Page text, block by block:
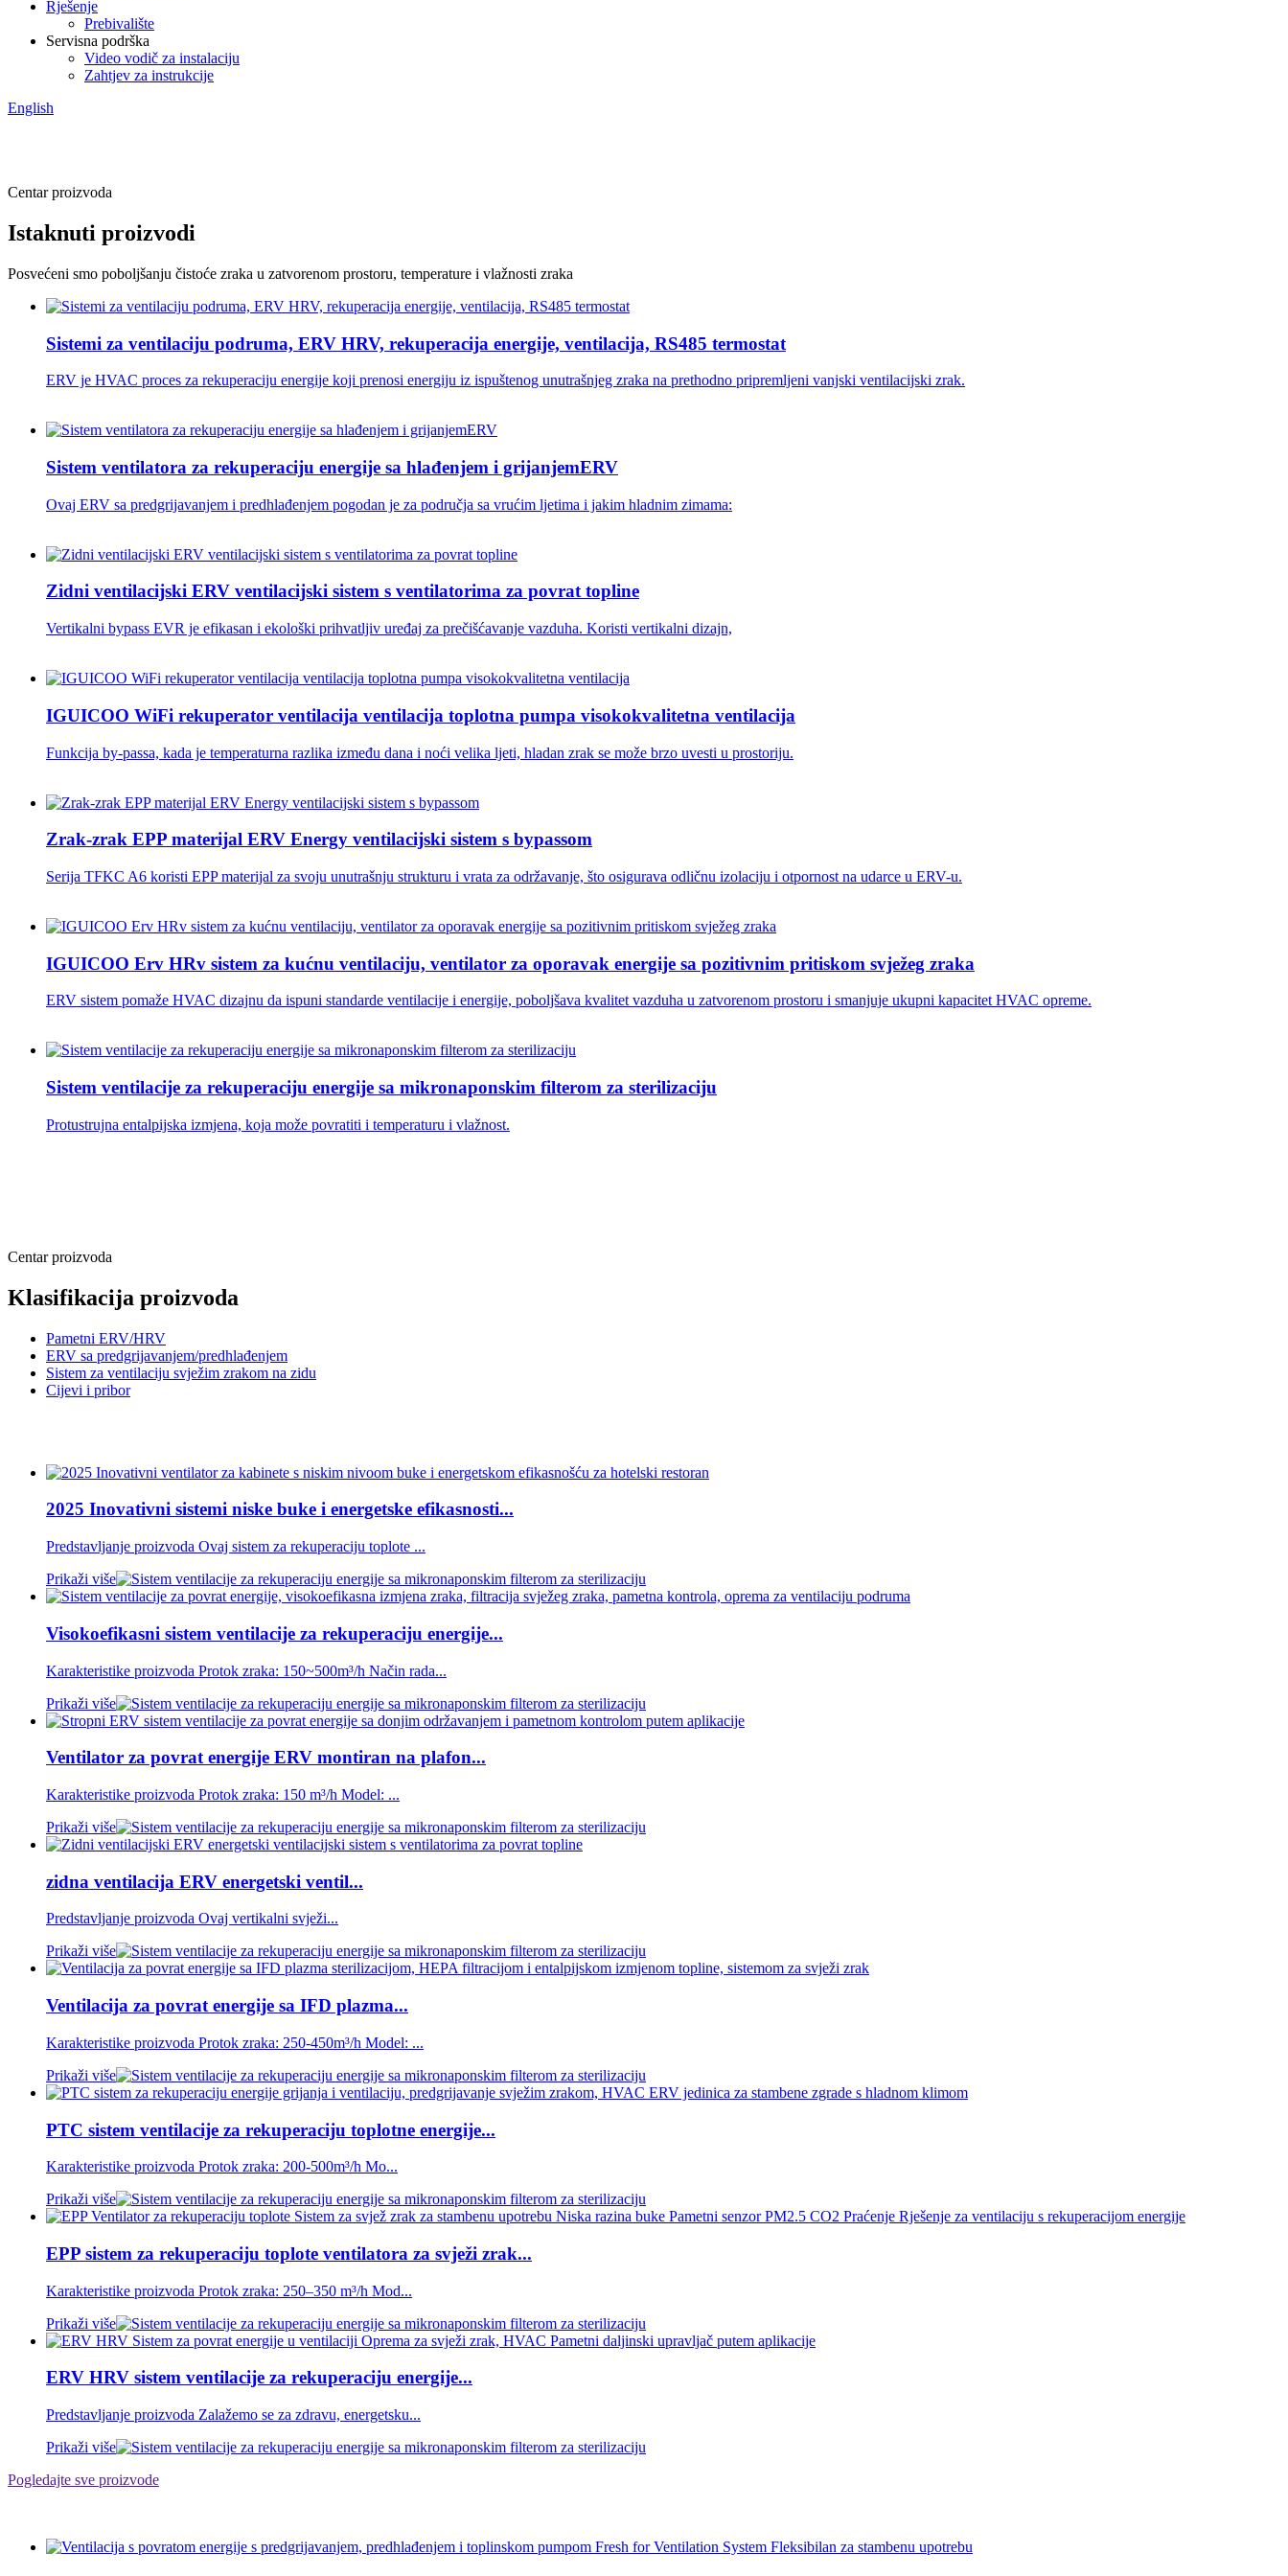
Rješenje
Prebivalište
Servisna podrška
Video vodič za instalaciju
Zahtjev za instrukcije
English
Centar proizvoda
Istaknuti proizvodi
Posvećeni smo poboljšanju čistoće zraka u zatvorenom prostoru, temperature i vlažnosti zraka
Sistemi za ventilaciju podruma, ERV HRV, rekuperacija energije, ventilacija, RS485 termostat
ERV je HVAC proces za rekuperaciju energije koji prenosi energiju iz ispuštenog unutrašnjeg zraka na prethodno pripremljeni vanjski ventilacijski zrak.
Sistem ventilatora za rekuperaciju energije sa hlađenjem i grijanjemERV
Ovaj ERV sa predgrijavanjem i predhlađenjem pogodan je za područja sa vrućim ljetima i jakim hladnim zimama:
Zidni ventilacijski ERV ventilacijski sistem s ventilatorima za povrat topline
Vertikalni bypass EVR je efikasan i ekološki prihvatljiv uređaj za prečišćavanje vazduha. Koristi vertikalni dizajn,
IGUICOO WiFi rekuperator ventilacija ventilacija toplotna pumpa visokokvalitetna ventilacija
Funkcija by-passa, kada je temperaturna razlika između dana i noći velika ljeti, hladan zrak se može brzo uvesti u prostoriju.
Zrak-zrak EPP materijal ERV Energy ventilacijski sistem s bypassom
Serija TFKC A6 koristi EPP materijal za svoju unutrašnju strukturu i vrata za održavanje, što osigurava odličnu izolaciju i otpornost na udarce u ERV-u.
IGUICOO Erv HRv sistem za kućnu ventilaciju, ventilator za oporavak energije sa pozitivnim pritiskom svježeg zraka
ERV sistem pomaže HVAC dizajnu da ispuni standarde ventilacije i energije, poboljšava kvalitet vazduha u zatvorenom prostoru i smanjuje ukupni kapacitet HVAC opreme.
Sistem ventilacije za rekuperaciju energije sa mikronaponskim filterom za sterilizaciju
Protustrujna entalpijska izmjena, koja može povratiti i temperaturu i vlažnost.
Centar proizvoda
Klasifikacija proizvoda
Pametni ERV/HRV
ERV sa predgrijavanjem/predhlađenjem
Sistem za ventilaciju svježim zrakom na zidu
Cijevi i pribor
2025 Inovativni sistemi niske buke i energetske efikasnosti...
Predstavljanje proizvoda Ovaj sistem za rekuperaciju toplote ...
Prikaži više
Visokoefikasni sistem ventilacije za rekuperaciju energije...
Karakteristike proizvoda Protok zraka: 150~500m³/h Način rada...
Prikaži više
Ventilator za povrat energije ERV montiran na plafon...
Karakteristike proizvoda Protok zraka: 150 m³/h Model: ...
Prikaži više
zidna ventilacija ERV energetski ventil...
Predstavljanje proizvoda Ovaj vertikalni svježi...
Prikaži više
Ventilacija za povrat energije sa IFD plazma...
Karakteristike proizvoda Protok zraka: 250-450m³/h Model: ...
Prikaži više
PTC sistem ventilacije za rekuperaciju toplotne energije...
Karakteristike proizvoda Protok zraka: 200-500m³/h Mo...
Prikaži više
EPP sistem za rekuperaciju toplote ventilatora za svježi zrak...
Karakteristike proizvoda Protok zraka: 250–350 m³/h Mod...
Prikaži više
ERV HRV sistem ventilacije za rekuperaciju energije...
Predstavljanje proizvoda Zalažemo se za zdravu, energetsku...
Prikaži više
Pogledajte sve proizvode